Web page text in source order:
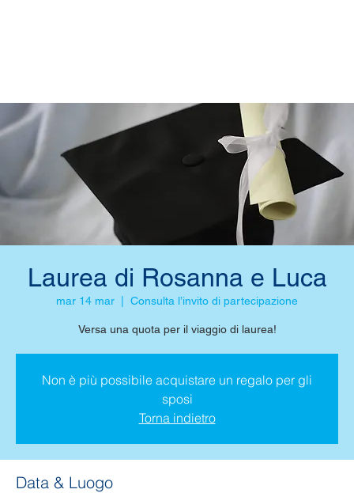
Laurea di Rosanna e Luca
mar 14 mar Consulta l’invito di partecipazione
Versa una quota per il viaggio di laurea!
Non è più possibile acquistare un regalo per gli
sposi
Torna indietro
Data & Luogo